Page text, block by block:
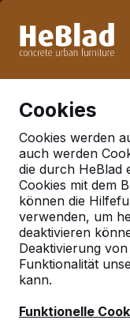
Woche 33 nicht.
Cookies
Cookies werden
auch werden
die durch HeBlad
Cookies mit dem
können die
verwenden, um
deaktivieren
Deaktivierung
Funktionalität
kann.
Funktionelle
Deutschland